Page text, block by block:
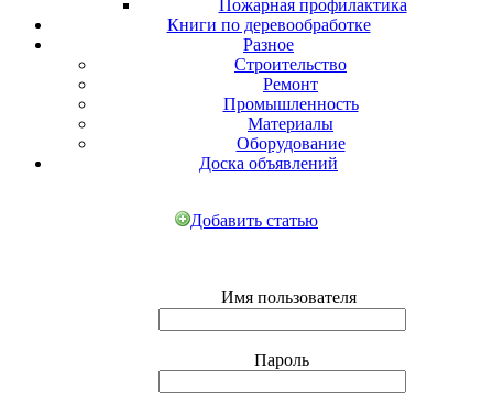
Пожарная профилактика
Книги по деревообработке
Разное
Строительство
Ремонт
Промышленность
Материалы
Оборудование
Доска объявлений
Добавить статью
Имя пользователя
Пароль